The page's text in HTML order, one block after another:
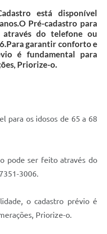
está disponível
Pré-cadastro para
do telefone ou
garantir conforto e
é fundamental para
Priorize-o.
para os idosos de 65 a 68
pode ser feito através do
3006.
o cadastro prévio é
Priorize-o.